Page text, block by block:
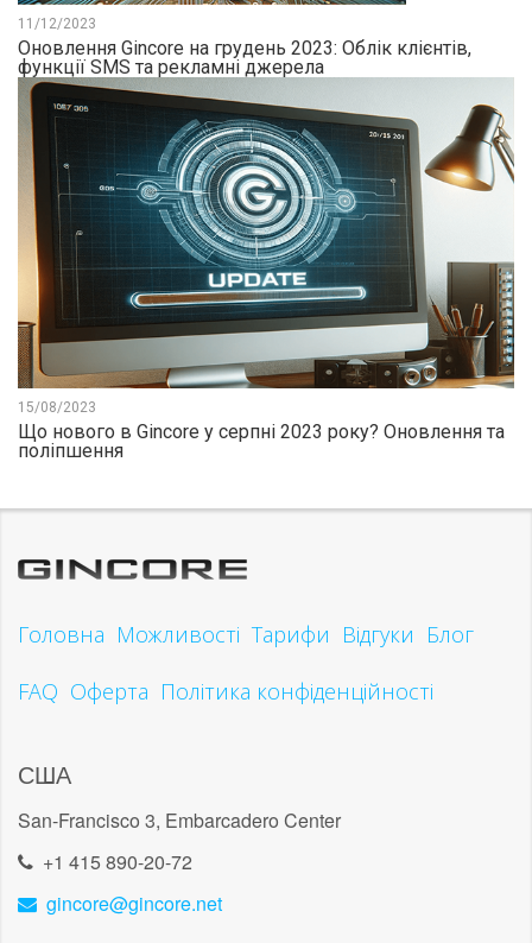
11/12/2023
Оновлення Gincore на грудень 2023: Облік клієнтів,
функції SMS та рекламні джерела
15/08/2023
Що нового в Gincore у серпні 2023 року? Оновлення та
поліпшення
Головна Можливості Тарифи Відгуки Блог
FAQ Оферта Політика конфіденційності
США
San-Francisco 3, Embarcadero Center
+1 415 890-20-72
gincore@gincore.net